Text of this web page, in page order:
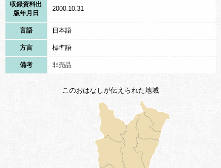
収録資料出
版年月日
2000.10.31
言語 日本語
方言 標準語
備考 非売品
このおはなしが伝えられた地域